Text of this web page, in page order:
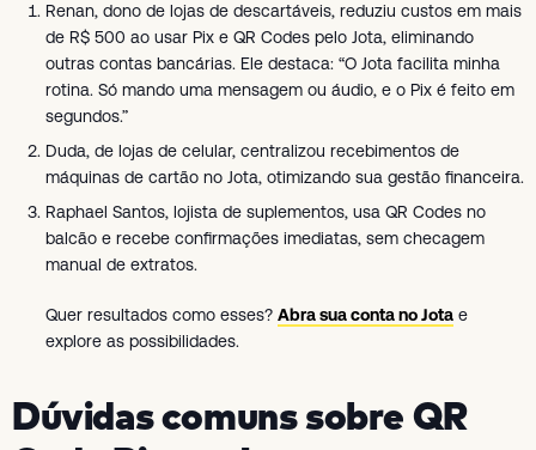
Renan, dono de lojas de descartáveis, reduziu custos em mais
de R$ 500 ao usar Pix e QR Codes pelo Jota, eliminando
outras contas bancárias. Ele destaca: “O Jota facilita minha
rotina. Só mando uma mensagem ou áudio, e o Pix é feito em
segundos.”
Duda, de lojas de celular, centralizou recebimentos de
máquinas de cartão no Jota, otimizando sua gestão financeira.
Raphael Santos, lojista de suplementos, usa QR Codes no
balcão e recebe confirmações imediatas, sem checagem
manual de extratos.
Quer resultados como esses? Abra sua conta no Jota e
explore as possibilidades.
Dúvidas comuns sobre QR